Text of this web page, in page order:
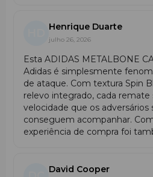
Henrique Duarte
julho 26, 2026
Esta ADIDAS METALBONE
Adidas é simplesmente
de ataque. Com textura Spin
relevo integrado, cada remate
velocidade que os
conseguem acompanhar.
experiência de compra foi
David Cooper